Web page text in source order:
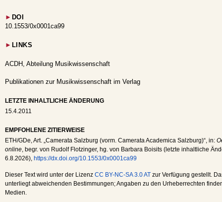
► DOI
10.1553/0x0001ca99
► LINKS
ACDH, Abteilung Musikwissenschaft
Publikationen zur Musikwissenschaft im Verlag
LETZTE INHALTLICHE ÄNDERUNG
15.4.2011
EMPFOHLENE ZITIERWEISE
ETH/GDe, Art. „Camerata Salzburg (vorm. Camerata Academica Salzburg)“, in:
online, begr. von Rudolf Flotzinger, hg. von Barbara Boisits (letzte inhaltliche
6.8.2026), https://dx.doi.org/10.1553/0x0001ca99
Dieser Text wird unter der Lizenz CC BY-NC-SA 3.0 AT zur Verfügung gestellt.
unterliegt abweichenden Bestimmungen; Angaben zu den Urheberrechten
Medien.